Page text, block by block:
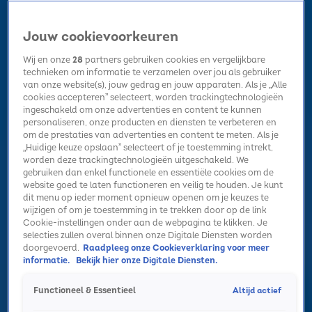
Home Radio luisteren Hitlijsten Acties Kerst Nieuws
Volg Sky Radio
Zoeken
HomeRadio luisterenActies Alle zendersSummer Top 101
Jouw cookievoorkeuren
Wij en onze28partners gebruiken cookies en vergelijkbare
technieken om informatie te verzamelen over jou als gebruiker
van onze website(s), jouw gedrag en jouw apparaten. Als je „Alle
cookies accepteren” selecteert, worden trackingtechnologieën
ingeschakeld om onze advertenties en content te kunnen
personaliseren, onze producten en diensten te verbeteren en
om de prestaties van advertenties en content te meten. Als je
„Huidige keuze opslaan” selecteert of je toestemming intrekt,
worden deze trackingtechnologieën uitgeschakeld. We
gebruiken dan enkel functionele en essentiële cookies om de
website goed te laten functioneren en veilig te houden. Je kunt
dit menu op ieder moment opnieuw openen om je keuzes te
wijzigen of om je toestemming in te trekken door op de link
Cookie-instellingen onder aan de webpagina te klikken. Je
selecties zullen overal binnen onze Digitale Diensten worden
doorgevoerd. Raadpleeg onze Cookieverklaring voor meer
informatie.
Bekijk hier onze Digitale Diensten.
Functioneel & Essentieel Altijd actief